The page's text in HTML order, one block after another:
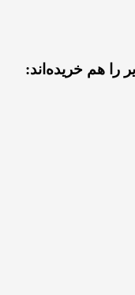
را هم خریده‌اند: